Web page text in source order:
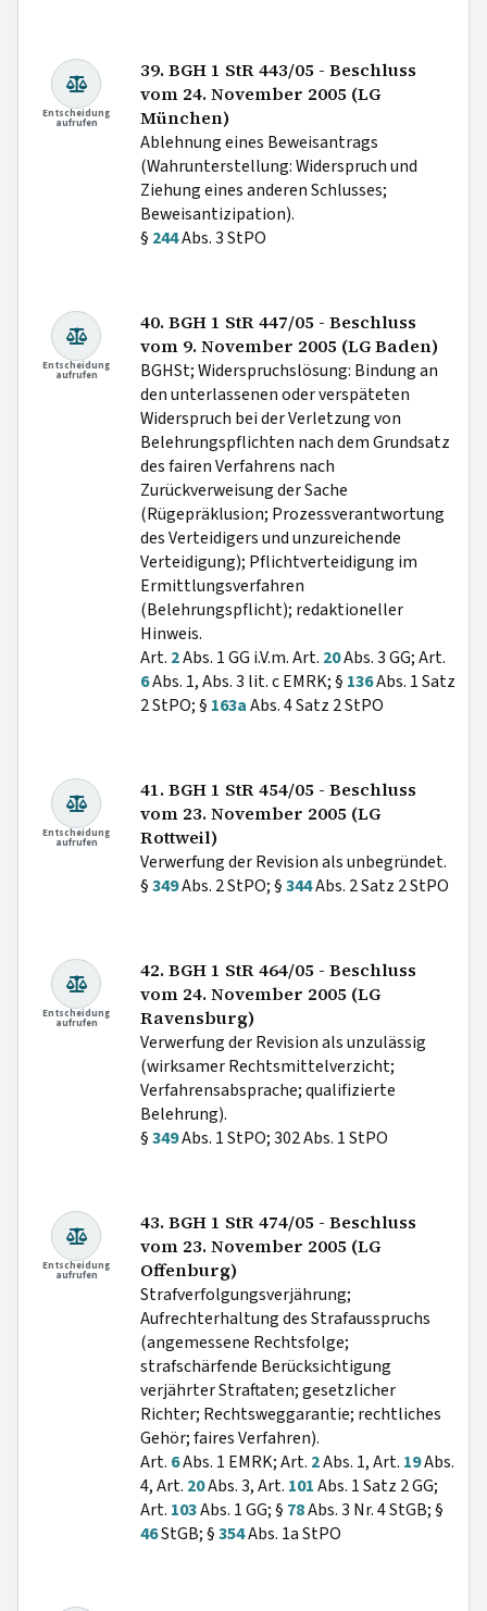
Entscheidung
aufrufen
39. BGH 1 StR 443/05 - Beschluss
vom 24. November 2005 (LG
München)
Ablehnung eines Beweisantrags
(Wahrunterstellung: Widerspruch und
Ziehung eines anderen Schlusses;
Beweisantizipation).
§ 244Abs. 3 StPO
Entscheidung
aufrufen
40. BGH 1 StR 447/05 - Beschluss
vom 9. November 2005 (LG Baden)
BGHSt; Widerspruchslösung: Bindung an
den unterlassenen oder verspäteten
Widerspruch bei der Verletzung von
Belehrungspflichten nach dem Grundsatz
des fairen Verfahrens nach
Zurückverweisung der Sache
(Rügepräklusion; Prozessverantwortung
des Verteidigers und unzureichende
Verteidigung); Pflichtverteidigung im
Ermittlungsverfahren
(Belehrungspflicht); redaktioneller
Hinweis.
Art. 2Abs. 1 GG i.V.m. Art. 20Abs. 3 GG; Art.
6Abs. 1, Abs. 3 lit. c EMRK; § 136Abs. 1 Satz
2 StPO; § 163aAbs. 4 Satz 2 StPO
Entscheidung
aufrufen
41. BGH 1 StR 454/05 - Beschluss
vom 23. November 2005 (LG
Rottweil)
Verwerfung der Revision als unbegründet.
§349Abs. 2 StPO; §344Abs. 2 Satz 2 StPO
Entscheidung
aufrufen
42. BGH 1 StR 464/05 - Beschluss
vom 24. November 2005 (LG
Ravensburg)
Verwerfung der Revision als unzulässig
(wirksamer Rechtsmittelverzicht;
Verfahrensabsprache; qualifizierte
Belehrung).
§349Abs. 1 StPO; 302 Abs. 1 StPO
Entscheidung
aufrufen
43. BGH 1 StR 474/05 - Beschluss
vom 23. November 2005 (LG
Offenburg)
Strafverfolgungsverjährung;
Aufrechterhaltung des Strafausspruchs
(angemessene Rechtsfolge;
strafschärfende Berücksichtigung
verjährter Straftaten; gesetzlicher
Richter; Rechtsweggarantie; rechtliches
Gehör; faires Verfahren).
Art. 6Abs. 1 EMRK; Art. 2Abs. 1, Art. 19Abs.
4, Art. 20Abs. 3, Art. 101Abs. 1 Satz 2 GG;
Art. 103Abs. 1 GG; § 78Abs. 3 Nr. 4 StGB; §
46StGB; §354Abs. 1a StPO